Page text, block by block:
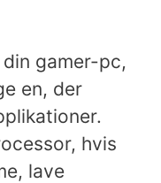
gamer-pc,
en, der
hvis
lave